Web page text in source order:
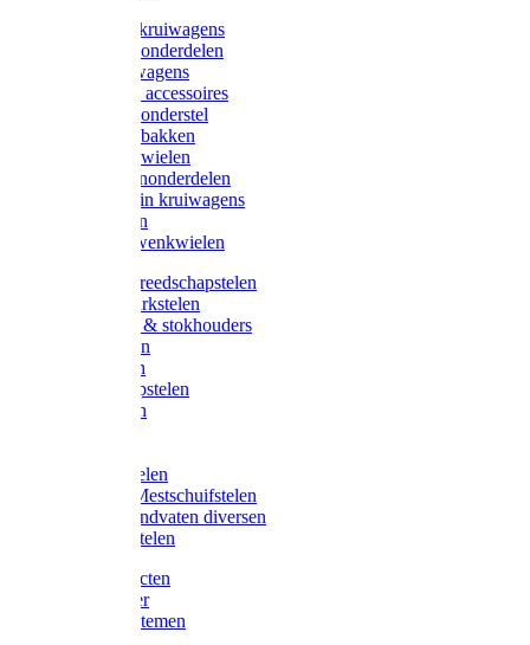
Landbouwkruiwagens
Kruiwagenonderdelen
Bouwkruiwagens
Kruiwagen accessoires
Kruiwagenonderstel
Kruiwagenbakken
Kruiwagenwielen
Steekwagenonderdelen
Huis en Tuin kruiwagens
Steekwagen
Bok- en Zwenkwielen
Overige gereedschapstelen
Bezem-/Harkstelen
Handvaten & stokhouders
Hamerstelen
Spadestelen
Graanschopstelen
Schopstelen
Gardena stelen
Sneeuw- /Mestschuifstelen
Stelen / Handvaten diversen
Telescoopstelen
Tuin producten
Fruitplukker
Ophangsystemen